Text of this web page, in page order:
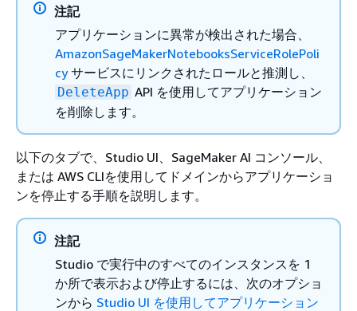
注記
アプリケーションに異常が検出された場合、
AmazonSageMakerNotebooksServiceRolePoli
cyサービスにリンクされたロールと推測し、
DeleteApp API を使用してアプリケーション
を削除します。
以下のタブで、Studio UI、SageMaker AI コンソール、
または AWS CLIを使用してドメインからアプリケーショ
ンを停止する手順を説明します。
注記
Studio で実行中のすべてのインスタンスを 1
か所で表示および停止するには、次のオプショ
ンから Studio UI を使用してアプリケーション